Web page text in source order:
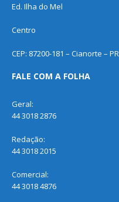
Ed. Ilha do Mel
Centro
CEP: 87200-181 – Cianorte – PR
FALE COM A FOLHA
Geral:
44 3018 2876
Redação:
44 3018 2015
Comercial:
44 3018 4876